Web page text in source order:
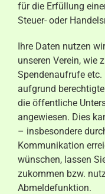
für die Erfüllung
Steuer- oder
Ihre Daten nutzen
unseren Verein, wie
Spendenaufrufe
aufgrund
die öffentliche
angewiesen. Dies
– insbesondere
Kommunikation
wünschen, lassen
zukommen bzw.
Abmeldefunktion.